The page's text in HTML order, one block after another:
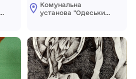
Комунальна
установа "Одеський